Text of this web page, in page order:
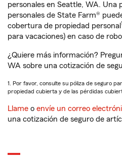
personales en Seattle, WA. Una
personales de State Farm®
cobertura de propiedad personal 1
para vacaciones) en caso de
¿Quiere más información?
WA sobre una cotización de
1. Por favor, consulte su póliza de seguro
propiedad cubierta y de las pérdidas
Llame o envíe un correo
una cotización de seguro de